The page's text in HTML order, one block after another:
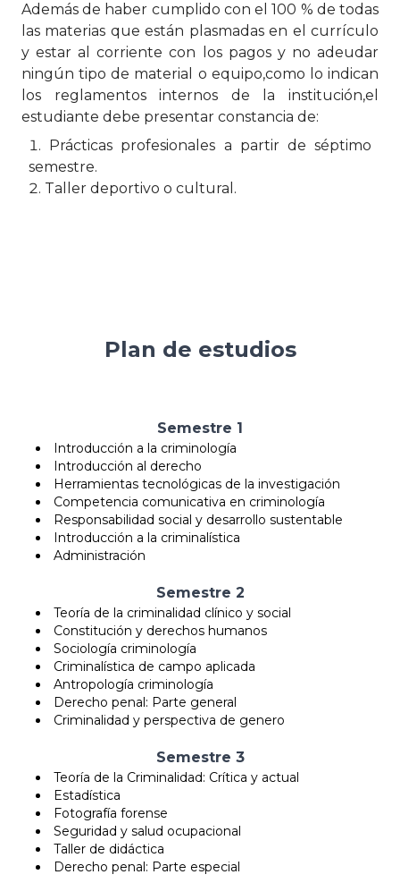
Además de haber cumplido con el 100 % de todas
las materias que están plasmadas en el currículo
y estar al corriente con los pagos y no adeudar
ningún tipo de material o equipo,como lo indican
los reglamentos internos de la institución,el
estudiante debe presentar constancia de:
Prácticas profesionales a partir de séptimo
semestre.
Taller deportivo o cultural.
Plan de estudios
Semestre 1
Introducción a la criminología
Introducción al derecho
Herramientas tecnológicas de la investigación
Competencia comunicativa en criminología
Responsabilidad social y desarrollo sustentable
Introducción a la criminalística
Administración
Semestre 2
Teoría de la criminalidad clínico y social
Constitución y derechos humanos
Sociología criminología
Criminalística de campo aplicada
Antropología criminología
Derecho penal: Parte general
Criminalidad y perspectiva de genero
Semestre 3
Teoría de la Criminalidad: Crítica y actual
Estadística
Fotografía forense
Seguridad y salud ocupacional
Taller de didáctica
Derecho penal: Parte especial